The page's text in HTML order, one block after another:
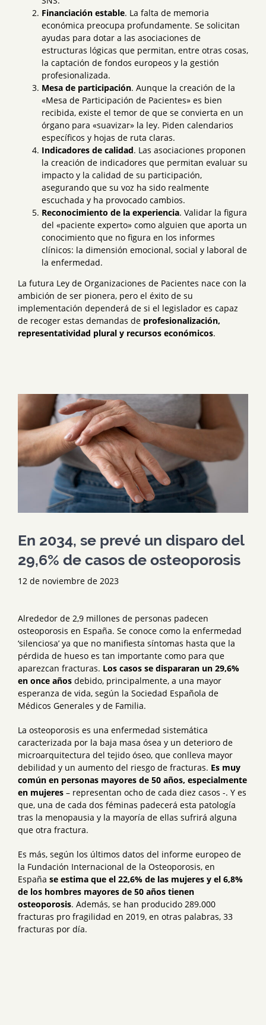
Larger
Image
En 2034, se prevé un disparo del
29,6% de casos de osteoporosis
12 de noviembre de 2023
Alrededor de 2,9 millones de personas padecen
osteoporosis en España. Se conoce como la enfermedad
‘silenciosa’ ya que no manifiesta síntomas hasta que la
pérdida de hueso es tan importante como para que
aparezcan fracturas. Los casos se dispararan un 29,6%
en once años debido, principalmente, a una mayor
esperanza de vida, según la Sociedad Española de
Médicos Generales y de Familia.
La osteoporosis es una enfermedad sistemática
caracterizada por la baja masa ósea y un deterioro de
microarquitectura del tejido óseo, que conlleva mayor
debilidad y un aumento del riesgo de fracturas. Es muy
común en personas mayores de 50 años, especialmente
en mujeres – representan ocho de cada diez casos -. Y es
que, una de cada dos féminas padecerá esta patología
tras la menopausia y la mayoría de ellas sufrirá alguna
que otra fractura.
Es más, según los últimos datos del informe europeo de
la Fundación Internacional de la Osteoporosis, en
España se estima que el 22,6% de las mujeres y el 6,8%
de los hombres mayores de 50 años tienen
osteoporosis. Además, se han producido 289.000
fracturas pro fragilidad en 2019, en otras palabras, 33
fracturas por día.
Financiación estable. La falta de memoria
económica preocupa profundamente. Se solicitan
ayudas para dotar a las asociaciones de
estructuras lógicas que permitan, entre otras cosas,
la captación de fondos europeos y la gestión
profesionalizada.
Mesa de participación. Aunque la creación de la
«Mesa de Participación de Pacientes» es bien
recibida, existe el temor de que se convierta en un
órgano para «suavizar» la ley. Piden calendarios
específicos y hojas de ruta claras.
Indicadores de calidad. Las asociaciones proponen
la creación de indicadores que permitan evaluar su
impacto y la calidad de su participación,
asegurando que su voz ha sido realmente
escuchada y ha provocado cambios.
Reconocimiento de la experiencia. Validar la figura
del «paciente experto» como alguien que aporta un
conocimiento que no figura en los informes
clínicos: la dimensión emocional, social y laboral de
la enfermedad.
La futura Ley de Organizaciones de Pacientes nace con la
ambición de ser pionera, pero el éxito de su
implementación dependerá de si el legislador es capaz
de recoger estas demandas de profesionalización,
representatividad plural y recursos económicos.